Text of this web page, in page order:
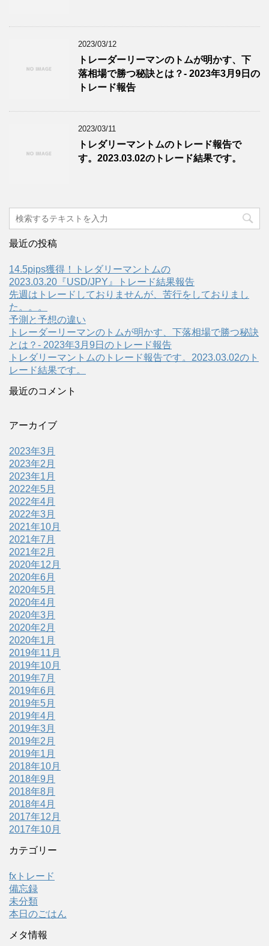
2023/03/12
トレーダーリーマンのトムが明かす、下
落相場で勝つ秘訣とは？- 2023年3月9日の
トレード報告
2023/03/11
トレダリーマントムのトレード報告で
す。2023.03.02のトレード結果です。
最近の投稿
14.5pips獲得！トレダリーマントムの
2023.03.20『USD/JPY』トレード結果報告
先週はトレードしておりませんが、苦行をしておりまし
た。。。
予測と予想の違い
トレーダーリーマンのトムが明かす、下落相場で勝つ秘訣
とは？- 2023年3月9日のトレード報告
トレダリーマントムのトレード報告です。2023.03.02のト
レード結果です。
最近のコメント
アーカイブ
2023年3月
2023年2月
2023年1月
2022年5月
2022年4月
2022年3月
2021年10月
2021年7月
2021年2月
2020年12月
2020年6月
2020年5月
2020年4月
2020年3月
2020年2月
2020年1月
2019年11月
2019年10月
2019年7月
2019年6月
2019年5月
2019年4月
2019年3月
2019年2月
2019年1月
2018年10月
2018年9月
2018年8月
2018年4月
2017年12月
2017年10月
カテゴリー
fxトレード
備忘録
未分類
本日のごはん
メタ情報